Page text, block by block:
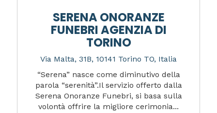
SERENA ONORANZE
FUNEBRI AGENZIA DI
TORINO
Via Malta, 31B, 10141 Torino TO, Italia
“Serena” nasce come diminutivo della
parola “serenità”.Il servizio offerto dalla
Serena Onoranze Funebri, si basa sulla
volontà offrire la migliore cerimonia...